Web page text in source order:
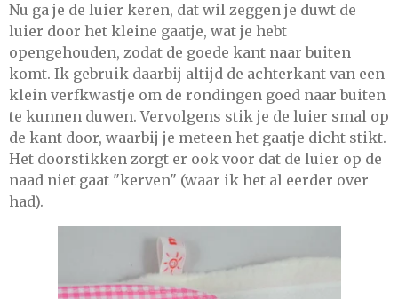
Nu ga je de luier keren, dat wil zeggen je duwt de
luier door het kleine gaatje, wat je hebt
opengehouden, zodat de goede kant naar buiten
komt. Ik gebruik daarbij altijd de achterkant van een
klein verfkwastje om de rondingen goed naar buiten
te kunnen duwen. Vervolgens stik je de luier smal op
de kant door, waarbij je meteen het gaatje dicht stikt.
Het doorstikken zorgt er ook voor dat de luier op de
naad niet gaat "kerven" (waar ik het al eerder over
had).